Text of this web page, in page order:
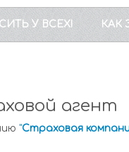
У ВСЕХ! КАК
агент
"Страховая